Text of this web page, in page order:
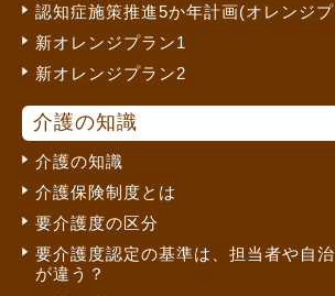
認知症施策推進5か年計画(オレンジ
新オレンジプラン1
新オレンジプラン2
介護の知識
介護の知識
介護保険制度とは
要介護度の区分
要介護度認定の基準は、担当者や自
が違う？